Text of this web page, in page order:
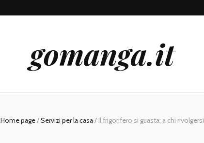
gomanga.it
Home page/Servizi per la casa/ Il frigorifero si guasta: a chi rivolgersi